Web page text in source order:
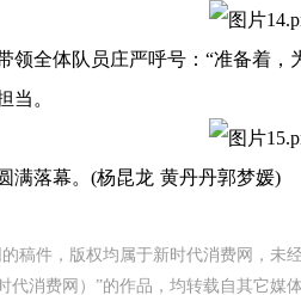
全体队员庄严呼号：“准备着，
当。
落幕。(杨昆龙 黄丹丹郭梦媛)
稿件，版权均属于新时代消费网，未
代消费网）”的作品，均转载自其它